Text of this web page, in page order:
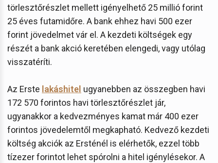
törlesztőrészlet mellett igényelhető 25 millió forint
25 éves futamidőre. A bank ehhez havi 500 ezer
forint jövedelmet vár el. A kezdeti költségek egy
részét a bank akció keretében elengedi, vagy utólag
visszatéríti.
Az Erste lakáshitel ugyanebben az összegben havi
172 570 forintos havi törlesztőrészlet jár,
ugyanakkor a kedvezményes kamat már 400 ezer
forintos jövedelemtől megkapható. Kedvező kezdeti
költség akciók az Ersténél is elérhetők, ezzel több
tízezer forintot lehet spórolni a hitel igénylésekor. A